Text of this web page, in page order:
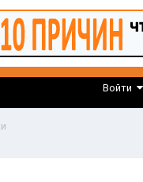
Войти